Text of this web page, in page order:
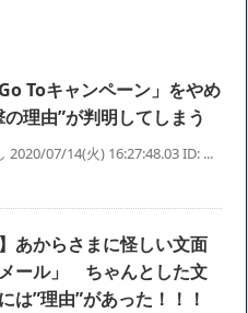
Toキャンペーン」をやめ
理由”が判明してしまう
2020/07/14(火) 16:27:48.03 ID: ...
あからさまに怪しい文面
ール」 ちゃんとした文
は”理由”があった！！！